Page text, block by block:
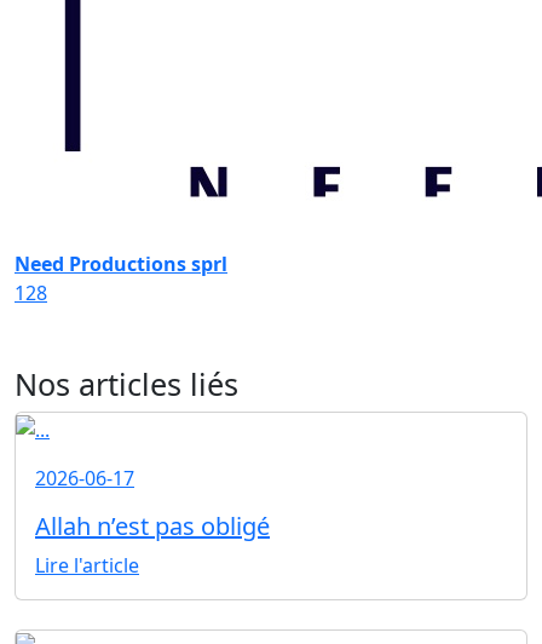
Need Productions sprl
128
Nos articles liés
2026-06-17
Allah n’est pas obligé
Lire l'article